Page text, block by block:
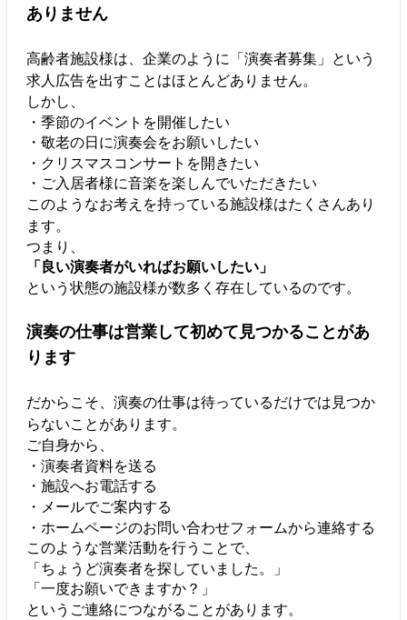
ありません
高齢者施設様は、企業のように「演奏者募集」という
求人広告を出すことはほとんどありません。
しかし、
・季節のイベントを開催したい
・敬老の日に演奏会をお願いしたい
・クリスマスコンサートを開きたい
・ご入居者様に音楽を楽しんでいただきたい
このようなお考えを持っている施設様はたくさんあり
ます。
つまり、
「良い演奏者がいればお願いしたい」
という状態の施設様が数多く存在しているのです。
演奏の仕事は営業して初めて見つかることがあ
ります
だからこそ、演奏の仕事は待っているだけでは見つか
らないことがあります。
ご自身から、
・演奏者資料を送る
・施設へお電話する
・メールでご案内する
・ホームページのお問い合わせフォームから連絡する
このような営業活動を行うことで、
「ちょうど演奏者を探していました。」
「一度お願いできますか？」
というご連絡につながることがあります。